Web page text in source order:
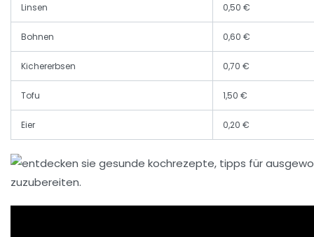
Linsen 0,50 €
Bohnen 0,60 €
Kichererbsen 0,70 €
Tofu 1,50 €
Eier 0,20 €